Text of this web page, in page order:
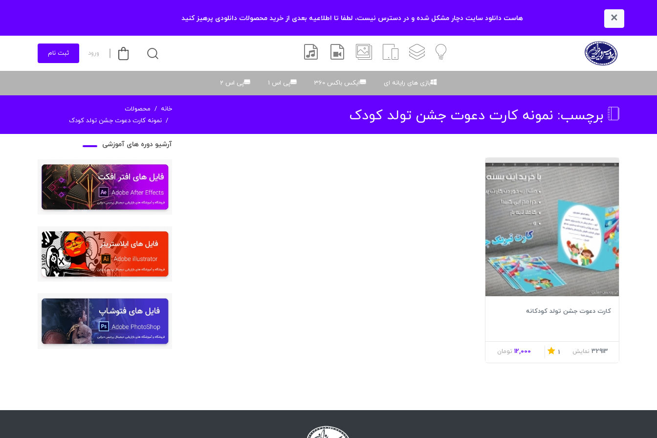
× هاست دانلود سایت دچار مشکل شده و در دسترس نیست، لطفا تا اطلاعیه بعدی از خرید محصولات دانلودی پرهیز کنید
آموزشیلایه باز اسکریپت والپیپر افتر افکتسموسیقی و صدا
ورود ثبت نام
بازی های رایانه ای ایکس باکس 360 پی اس 1 پی اس 2
برچسب: نمونه کارت دعوت جشن تولد کودک خانه
محصولات
نمونه کارت دعوت جشن تولد کودک
کارت دعوت جشن تولد کودکانه
32913 نمایش 1
12,000 تومان
آرشیو دوره های آموزشی